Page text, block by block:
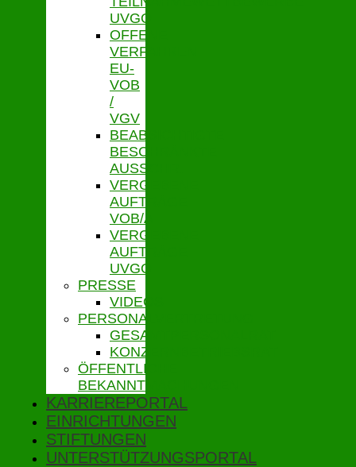
UVGO
OFFENE
VERFAHREN
EU-
VOB
/
VGV
BEABSICHTIGTE
BESCHRÄNKTE
AUSSCHR.
VERGEBENE
AUFTRÄGE
VOB/A
VERGEBENE
AUFTRÄGE
UVGO
PRESSE
VIDEOS
PERSONALVERTRETUNG
GESAMTPERSONALRAT
KONZERNBETRIEBSRAT
ÖFFENTLICHE
BEKANNTMACHUNGEN
KARRIEREPORTAL
EINRICHTUNGEN
STIFTUNGEN
UNTERSTÜTZUNGSPORTAL